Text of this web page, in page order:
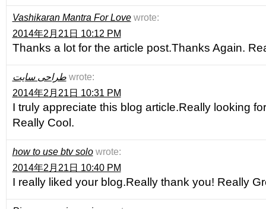
Vashikaran Mantra For Love wrote:
2014年2月21日 10:12 PM
Thanks a lot for the article post.Thanks Again.
طراحی سایت wrote:
2014年2月21日 10:31 PM
I truly appreciate this blog article.Really looking
Really Cool.
how to use btv solo wrote:
2014年2月21日 10:40 PM
I really liked your blog.Really thank you! Really